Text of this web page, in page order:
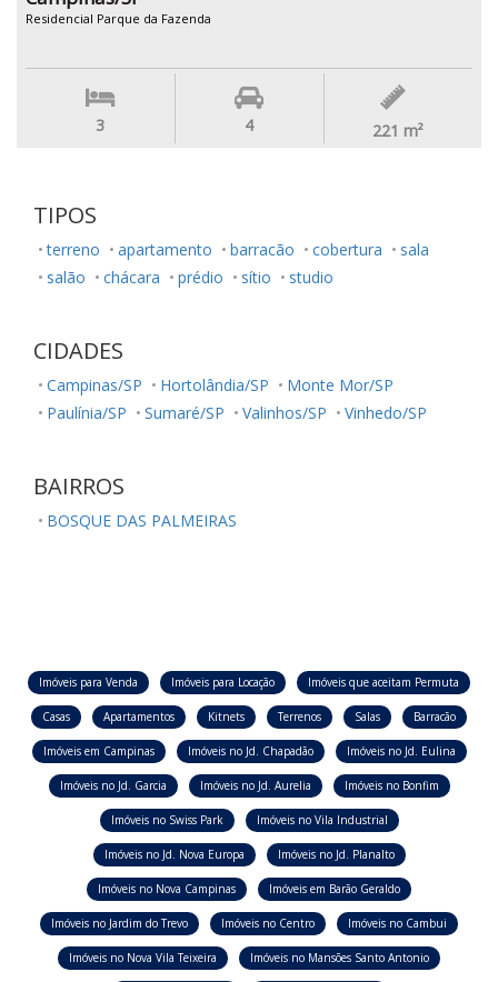
Residencial Parque da Fazenda
3 4 221 m²
TIPOS
terreno apartamento barracão cobertura
sala
salão
chácara prédio sítio studio
CIDADES
Campinas/SP Hortolândia/SP
Monte Mor/SP
Paulínia/SP
Sumaré/SP Valinhos/SP Vinhedo/SP
BAIRROS
BOSQUE DAS PALMEIRAS
Imóveis para Venda Imóveis para Locação Imóveis que aceitam Permuta
Casas Apartamentos Kitnets Terrenos Salas Barracão
Imóveis em Campinas Imóveis no Jd. Chapadão Imóveis no Jd. Eulina
Imóveis no Jd. Garcia Imóveis no Jd. Aurelia Imóveis no Bonfim
Imóveis no Swiss Park Imóveis no Vila Industrial
Imóveis no Jd. Nova Europa Imóveis no Jd. Planalto
Imóveis no Nova Campinas Imóveis em Barão Geraldo
Imóveis no Jardim do Trevo Imóveis no Centro Imóveis no Cambui
Imóveis no Nova Vila Teixeira Imóveis no Mansões Santo Antonio